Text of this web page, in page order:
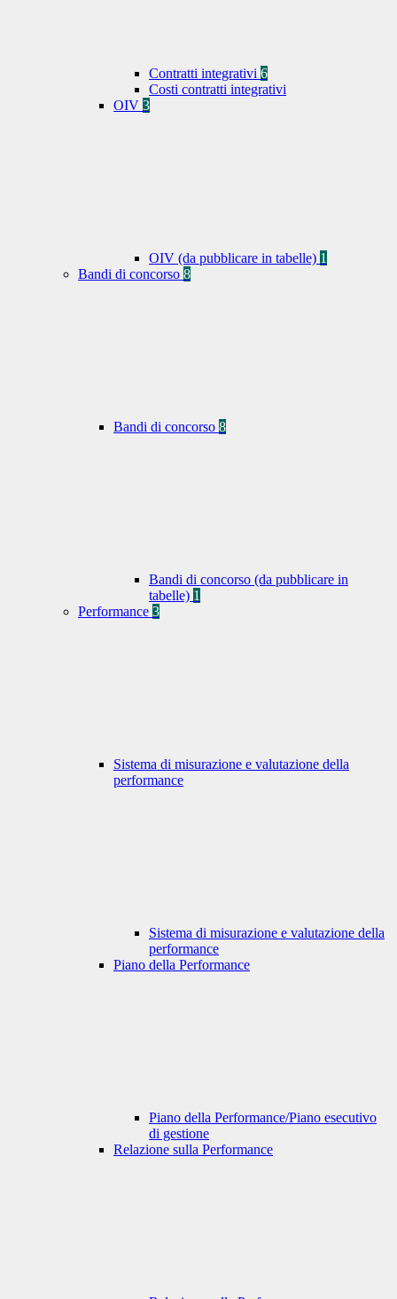
Contratti integrativi 6
Costi contratti integrativi
OIV 3
OIV (da pubblicare in tabelle) 1
Bandi di concorso 8
Bandi di concorso 8
Bandi di concorso (da pubblicare in
tabelle) 1
Performance 3
Sistema di misurazione e valutazione della
performance
Sistema di misurazione e valutazione della
performance
Piano della Performance
Piano della Performance/Piano esecutivo
di gestione
Relazione sulla Performance